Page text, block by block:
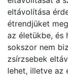
eltávolítása
étrendjüket
az életükbe, és
sokszor nem
zsírzsebek
lehet, illetve az